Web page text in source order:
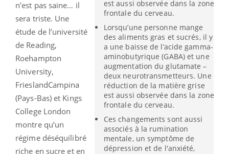
est aussi observée dans la zone
frontale du cerveau.
Lorsqu’une personne mange
des aliments gras et sucrés, il y
a une baisse de l’acide gamma-
aminobutyrique (GABA) et une
augmentation du glutamate –
deux neurotransmetteurs. Une
réduction de la matière grise
est aussi observée dans la zone
frontale du cerveau.
Ces changements sont aussi
associés à la rumination
mentale, un symptôme de
dépression et de l'anxiété,
n’est pas saine… il
sera triste. Une
étude de l’université
de Reading,
Roehampton
University,
FrieslandCampina
(Pays-Bas) et Kings
College London
montre qu’un
régime déséquilibré
riche en sucre et en